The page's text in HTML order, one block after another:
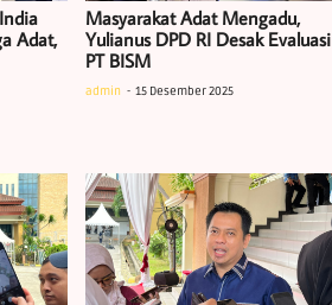
Adat,
Masyarakat Adat Mengadu,
Yulianus DPD RI Desak Evaluasi
PT BISM
admin 15 Desember 2025